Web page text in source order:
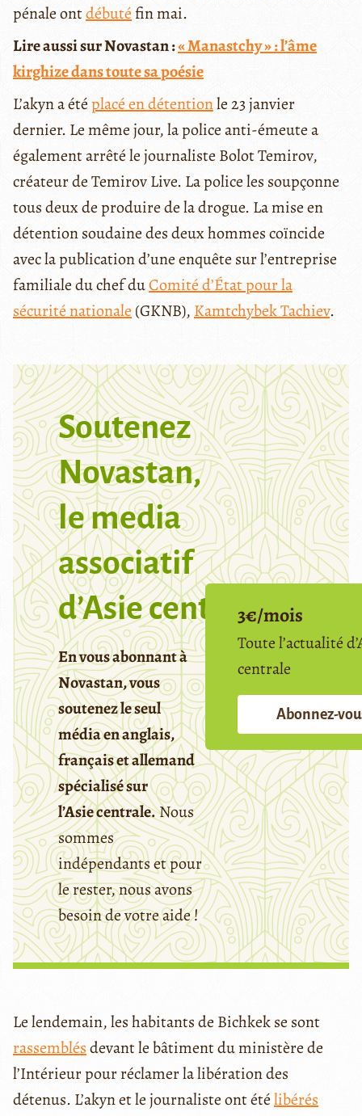
pénale ontdébutéfin mai.
Lire aussi sur Novastan :« Manastchy » : l’âme
kirghize dans toute sa poésie
L’akyn a étéplacé en détentionle 23 janvier
dernier. Le même jour, la police anti-émeute a
également arrêté le journaliste Bolot Temirov,
créateur de Temirov Live. La police les soupçonne
tous deux de produire de la drogue. La mise en
détention soudaine des deux hommes coïncide
avec la publication d’une enquête sur l’entreprise
familiale du chef duComité d’État pour la
sécurité nationale(GKNB),Kamtchybek Tachiev.
Soutenez
Novastan,
le media
associatif
d’Asie centrale
En vous abonnant à
Novastan, vous
soutenez le seul
média en anglais,
français et allemand
spécialisé sur
l’Asie centrale.Nous
sommes
indépendants et pour
le rester, nous avons
besoin de votre aide !
3€/mois
Toute l’actualité
centrale
Abonnez-
Le lendemain, les habitants de Bichkek se sont
rassemblésdevant le bâtiment du ministère de
l’Intérieur pour réclamer la libération des
détenus. L’akyn et le journaliste ont étélibérés